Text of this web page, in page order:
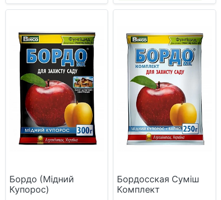
Бордо (Мідний
Купорос)
Бордосская Суміш
Комплект